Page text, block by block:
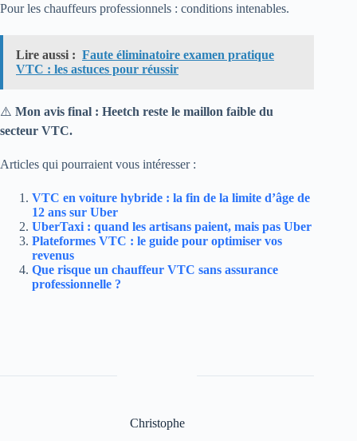
Pour les chauffeurs professionnels : conditions intenables.
Lire aussi : Faute éliminatoire examen pratique
VTC : les astuces pour réussir
⚠️ Mon avis final : Heetch reste le maillon faible du
secteur VTC.
Articles qui pourraient vous intéresser :
VTC en voiture hybride : la fin de la limite d’âge de
12 ans sur Uber
UberTaxi : quand les artisans paient, mais pas Uber
Plateformes VTC : le guide pour optimiser vos
revenus
Que risque un chauffeur VTC sans assurance
professionnelle ?
Christophe